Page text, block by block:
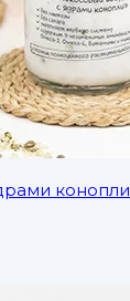
конопли